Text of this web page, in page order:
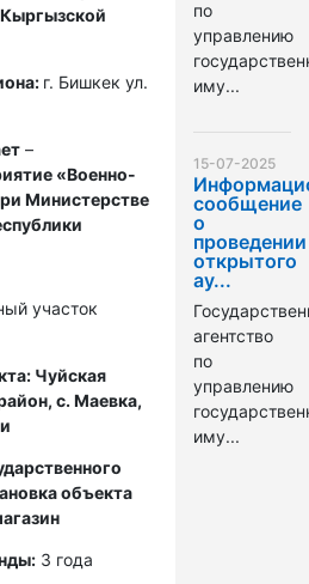
г. Бишкек ул.
–
«Военно-
Министерстве
участок
Чуйская
с. Маевка,
объекта
3 года
по
управлению
иму...
15-07-2025
сообщение
о
проведении
открытого
ау...
агентство
по
управлению
иму...